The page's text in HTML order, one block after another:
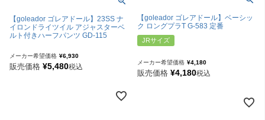
【goleador ゴレアドール】23SS ナ
イロンドライツイル アジャスターベ
ルト付きハーフパンツ GD-115
メーカー希望価格 ¥6,930
販売価格 ¥5,480税込
【goleador ゴレアドール】ベーシッ
ク ロングプラT G-583 定番
JRサイズ
メーカー希望価格 ¥4,180
販売価格 ¥4,180税込